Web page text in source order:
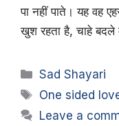
पा नहीं पाते। यह वह
खुश रहता है, चाहे
Categories
Sad Shayari
Tags
One sided
Leave a